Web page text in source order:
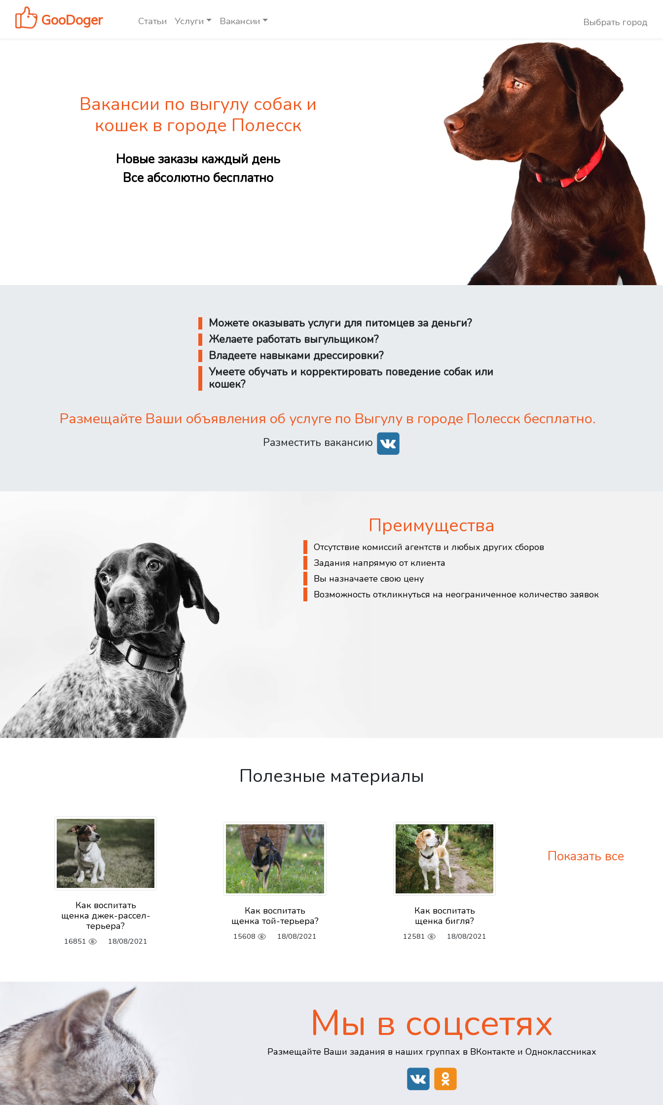
GooDoger Статьи Услуги Вакансии Выбрать город
Вакансии по выгулу собак и
кошек в городе Полесск
Новые заказы каждый день
Все абсолютно бесплатно
Можете оказывать услуги для питомцев за деньги?
Желаете работать выгульщиком?
Владеете навыками дрессировки?
Умеете обучать и корректировать поведение собак или
кошек?
Размещайте Ваши объявления об услуге по Выгулу в городе Полесск бесплатно.
Разместить вакансию
Преимущества
Отсутствие комиссий агентств и любых других сборов
Задания напрямую от клиента
Вы назначаете свою цену
Возможность откликнуться на неограниченное количество заявок
Полезные материалы
Как воспитать
щенка джек-рассел-
терьера?
16851 18/08/2021
Как воспитать
щенка той-терьера?
15608 18/08/2021
Как воспитать
щенка бигля?
12581 18/08/2021
Показать все
Мы в соцсетях
Размещайте Ваши задания в наших группах в ВКонтакте и Одноклассниках